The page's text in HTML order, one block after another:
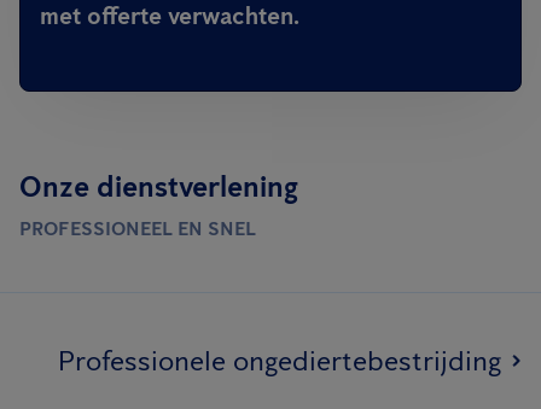
met offerte verwachten.
Onze dienstverlening
PROFESSIONEEL EN SNEL
Professionele ongediertebestrijding